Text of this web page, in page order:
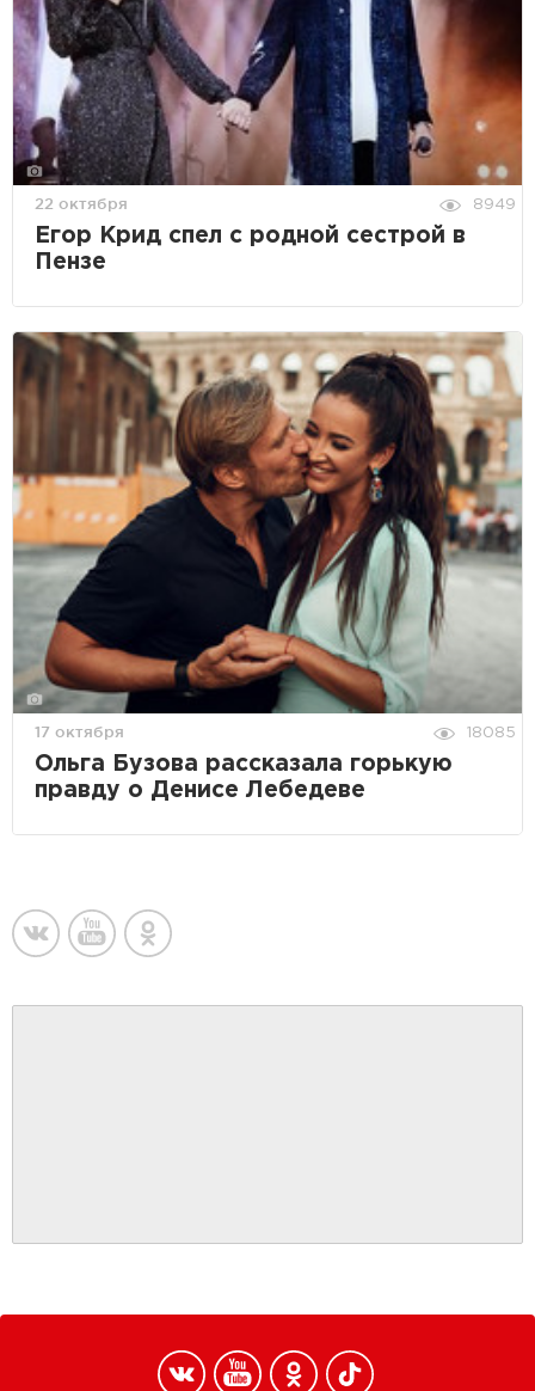
22 октября 8949
Егор Крид спел с родной сестрой в
Пензе
17 октября 18085
Ольга Бузова рассказала горькую
правду о Денисе Лебедеве